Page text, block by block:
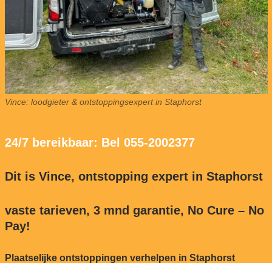
Vince: loodgieter & ontstoppingsexpert in Staphorst
24/7 bereikbaar: Bel 055-2002377
Dit is Vince, ontstopping expert in Staphorst
vaste tarieven, 3 mnd garantie, No Cure – No
Pay!
Plaatselijke ontstoppingen verhelpen in Staphorst